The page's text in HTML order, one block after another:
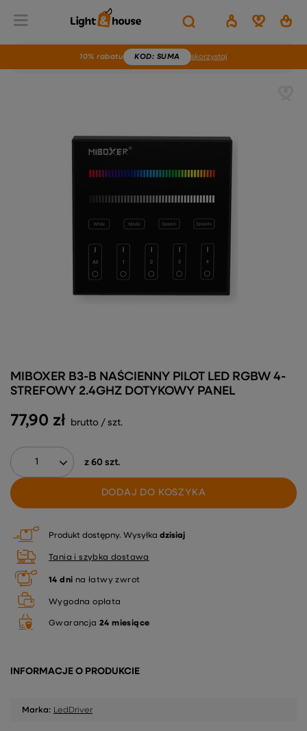
10% rabatu KOD: SUMA skorzystaj
77,90 zł brutto / szt.
z 60 szt.
DODAJ DO KOSZYKA
MIBOXER B3-B NAŚCIENNY PILOT LED RGBW 4-
STREFOWY 2.4GHZ DOTYKOWY PANEL
Produkt dostępny Wysyłka dzisiaj
Tania i szybka dostawa
14 dni na łatwy zwrot
Wygodna opłata
Gwarancja 24 miesiące
INFORMACJE O PRODUKCIE
Marka: LedDriver